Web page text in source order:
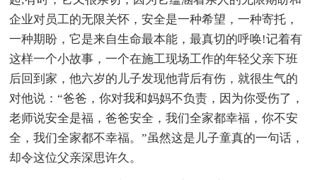
企业对员工的无限关怀，安全是一种希望，一种寄托，
一种期盼，它是来自生命最本能，最真切的呼唤!记着有
这样一个小故事，一个在施工现场工作的年轻父亲下班
后回到家，他六岁的儿子发现他背后有伤，就很生气的
对他说：“爸爸，你对我和妈妈不负责，因为你受伤了，
老师说安全是福，爸爸安全，我们全家都幸福，你不安
全，我们全家都不幸福。”虽然这是儿子童真的一句话，
却令这位父亲深思许久。